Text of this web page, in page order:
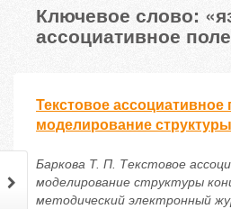
Ключевое слово:
ассоциативное
Текстовое ассоциативное
моделирование
Баркова Т. П. Текстовое
моделирование структуры
методический электронный